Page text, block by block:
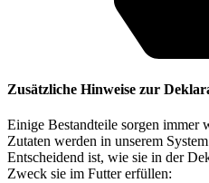
Zusätzliche Hinweise zur
Einige Bestandteile sorgen immer
Zutaten werden in unserem
Entscheidend ist, wie sie in der
Zweck sie im Futter erfüllen: